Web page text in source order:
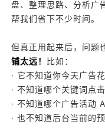
盘、整理思路、分析
帮我们省下不少时间。
但真正用起来后，问题
铺太远！
比如：
· 它不知道你今天广告
· 不知道哪个关键词点
· 不知道哪个广告活动
· 也不知道后台当前的